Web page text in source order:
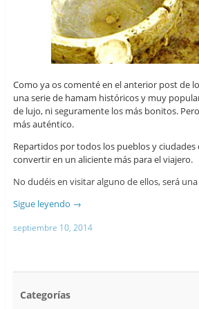
Como ya os comenté en el anterior post de
una serie de hamam históricos y muy
de lujo, ni seguramente los más bonitos.
más auténtico.
Repartidos por todos los pueblos y ciudades
convertir en un aliciente más para el viajero.
No dudéis en visitar alguno de ellos, será
Sigue leyendo →
septiembre 10, 2014
Categorías